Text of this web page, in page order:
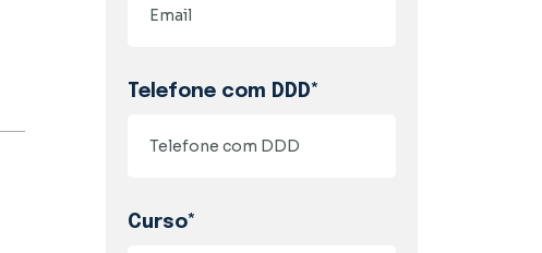
Telefone com DDD*
Curso*